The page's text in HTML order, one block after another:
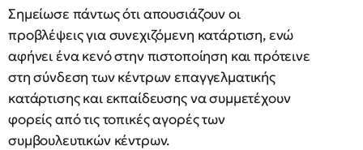
Σημείωσε πάντως ότι απουσιάζουν οι
προβλέψεις για συνεχιζόμενη κατάρτιση, ενώ
αφήνει ένα κενό στην πιστοποίηση και πρότεινε
στη σύνδεση των κέντρων επαγγελματικής
κατάρτισης και εκπαίδευσης να συμμετέχουν
φορείς από τις τοπικές αγορές των
συμβουλευτικών κέντρων.